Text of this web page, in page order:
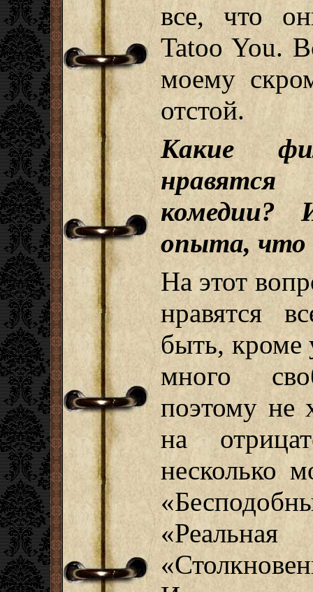
все, что
Tatoo You.
моему
отстой.
Какие
комедии?
опыта, что
На этот
нравятся
быть, кроме
много
поэтому не
на
несколько